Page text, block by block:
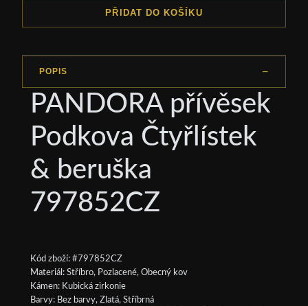
PŘIDAT DO KOŠÍKU
POPIS
PANDORA přívěsek
Podkova Čtyřlístek
& beruška
797852CZ
Kód zboží: #797852CZ
Materiál: Stříbro, Pozlacené, Obecný kov
Kámen: Kubická zirkonie
Barvy: Bez barvy, Zlatá, Stříbrná